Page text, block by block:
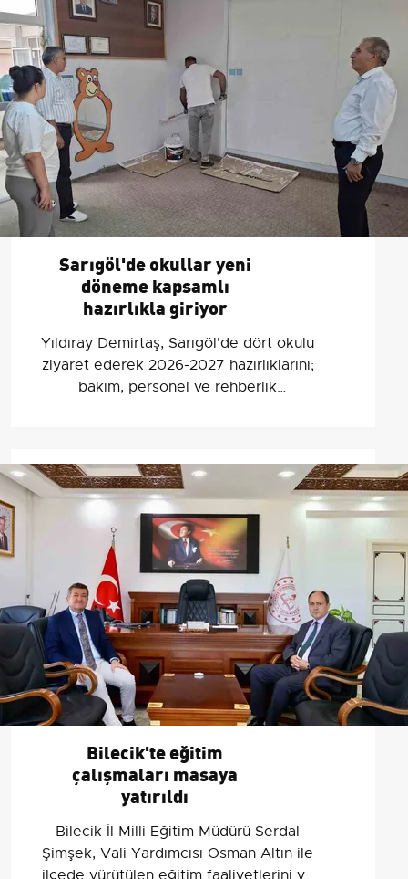
Sarıgöl'de okullar yeni
döneme kapsamlı
hazırlıkla giriyor
Yıldıray Demirtaş, Sarıgöl'de dört okulu
ziyaret ederek 2026-2027 hazırlıklarını;
bakım, personel ve rehberlik
Bilecik'te eğitim
çalışmaları masaya
yatırıldı
Bilecik İl Milli Eğitim Müdürü Serdal
Şimşek, Vali Yardımcısı Osman Altın ile
ilçede yürütülen eğitim faaliyetlerini ve